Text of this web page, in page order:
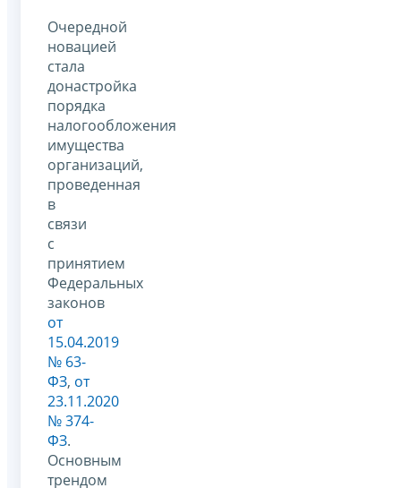
Очередной
новацией
стала
донастройка
порядка
налогообложения
имущества
организаций,
проведенная
в
связи
с
принятием
Федеральных
законов
от
15.04.2019
№ 63-
ФЗ, от
23.11.2020
№ 374-
ФЗ.
Основным
трендом